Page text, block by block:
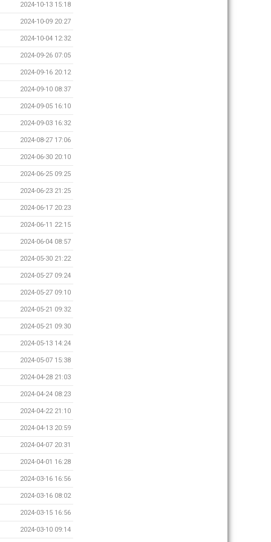
2024-10-13 15:18
2024-10-09 20:27
2024-10-04 12:32
2024-09-26 07:05
2024-09-16 20:12
2024-09-10 08:37
2024-09-05 16:10
2024-09-03 16:32
2024-08-27 17:06
2024-06-30 20:10
2024-06-25 09:25
2024-06-23 21:25
2024-06-17 20:23
2024-06-11 22:15
2024-06-04 08:57
2024-05-30 21:22
2024-05-27 09:24
2024-05-27 09:10
2024-05-21 09:32
2024-05-21 09:30
2024-05-13 14:24
2024-05-07 15:38
2024-04-28 21:03
2024-04-24 08:23
2024-04-22 21:10
2024-04-13 20:59
2024-04-07 20:31
2024-04-01 16:28
2024-03-16 16:56
2024-03-16 08:02
2024-03-15 16:56
2024-03-10 09:14